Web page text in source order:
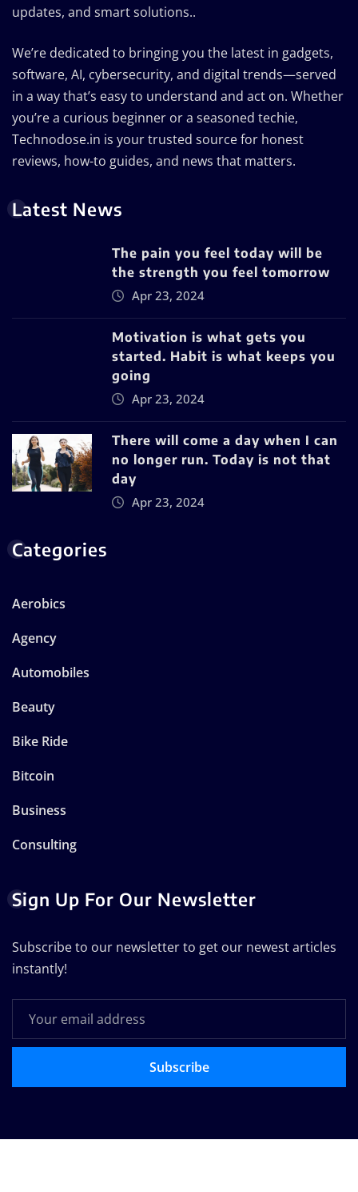
updates, and smart solutions..
We’re dedicated to bringing you the latest in gadgets,
software, AI, cybersecurity, and digital trends—served
in a way that’s easy to understand and act on. Whether
you’re a curious beginner or a seasoned techie,
Technodose.in is your trusted source for honest
reviews, how-to guides, and news that matters.
Latest News
The pain you feel today will be
the strength you feel tomorrow
Apr 23, 2024
Motivation is what gets you
started. Habit is what keeps you
going
Apr 23, 2024
There will come a day when I can
no longer run. Today is not that
day
Apr 23, 2024
Categories
Aerobics
Agency
Automobiles
Beauty
Bike Ride
Bitcoin
Business
Consulting
Sign Up For Our Newsletter
Subscribe to our newsletter to get our newest articles
instantly!
Subscribe